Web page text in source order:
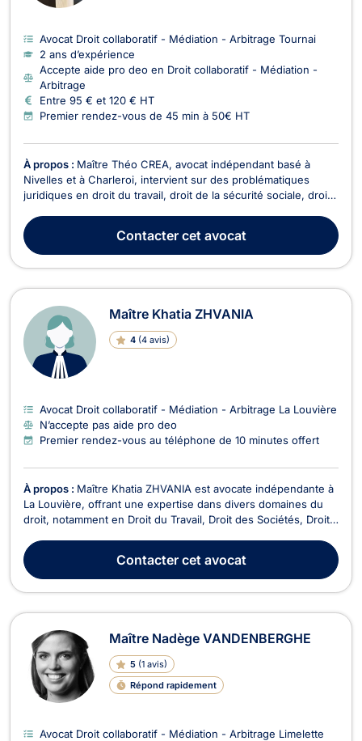
Avocat Droit collaboratif - Médiation - Arbitrage Tournai
2 ans d’expérience
Accepte aide pro deo en Droit collaboratif - Médiation -
Arbitrage
Entre 95 € et 120 € HT
Premier rendez-vous de 45 min à 50€ HT
À propos : Maître Théo CREA, avocat indépendant basé à
Nivelles et à Charleroi, intervient sur des problématiques
juridiques en droit du travail, droit de la sécurité sociale, droit
collaboratif, médiation et arbitrage. Il met son expertise à votre
service pour défendre vos ...
Contactercet avocat
Maître Khatia ZHVANIA
4 (4 avis)
Avocat Droit collaboratif - Médiation - Arbitrage La Louvière
N’accepte pas aide pro deo
Premier rendez-vous au téléphone de 10 minutes offert
À propos : Maître Khatia ZHVANIA est avocate indépendante à
La Louvière, offrant une expertise dans divers domaines du
droit, notamment en Droit du Travail, Droit des Sociétés, Droit
collaboratif - Médiation - Arbitrage, Droit de la Sécurité
Sociale, Droit Commercial - Co...
Contactercet avocat
Maître Nadège VANDENBERGHE
5 (1 avis)
Répond rapidement
Avocat Droit collaboratif - Médiation - Arbitrage Limelette